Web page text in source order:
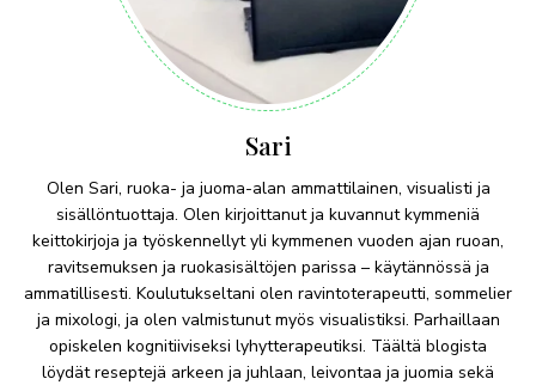
Sari
Olen Sari, ruoka- ja juoma-alan ammattilainen, visualisti ja
sisällöntuottaja. Olen kirjoittanut ja kuvannut kymmeniä
keittokirjoja ja työskennellyt yli kymmenen vuoden ajan ruoan,
ravitsemuksen ja ruokasisältöjen parissa – käytännössä ja
ammatillisesti. Koulutukseltani olen ravintoterapeutti, sommelier
ja mixologi, ja olen valmistunut myös visualistiksi. Parhaillaan
opiskelen kognitiiviseksi lyhytterapeutiksi. Täältä blogista
löydät reseptejä arkeen ja juhlaan, leivontaa ja juomia sekä